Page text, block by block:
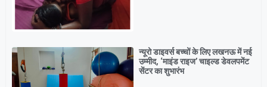
न्यूरो डाइवर्स बच्चों के लिए लखनऊ में नई
उम्मीद, ‘माइंड राइज’ चाइल्ड डेवलपमेंट
सेंटर का शुभारंभ